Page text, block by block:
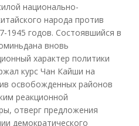
национально-
народа против
1945 годов. Состоявшийся в
вновь
характер политики
курс Чан Кайши на
освобожденных районов
реакционной
отверг предложения
демократического